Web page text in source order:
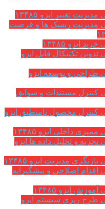
ایزو ۱۳۴۸۵
ریسک ها و فرصت
فایل ایزو
توسعه ایزو
و سوابق
نامنطبق ایزو
ایزو ۱۳۴۸۵
داده ها ایزو
ایزو ۱۳۴۸۵
و پیشگیرانه
۱۳۴۸۵
سیستم ایزو